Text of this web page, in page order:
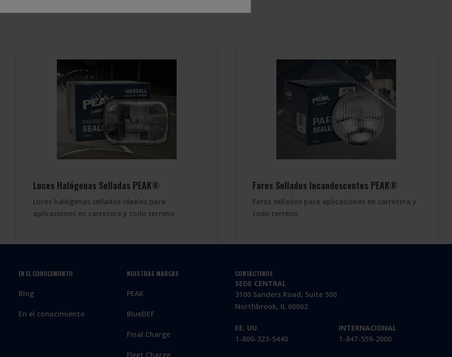
Luces Halógenas Selladas PEAK®
Luces halógenas selladas ideales para
aplicaciones en carretera y todo terreno
Faros Sellados Incandescentes PEAK®
Faros sellados para aplicaciones en carretera y
todo terreno.
EN EL CONOCIMIENTO
Blog
En el conocimiento
NUESTRAS MARCAS
PEAK
BlueDEF
Final Charge
Fleet Charge
CONTÁCTENOS
SEDE CENTRAL
3100 Sanders Road, Suite 500
Northbrook, IL 60062
EE. UU.
1-800-323-5440
INTERNACIONAL
1-847-559-2000